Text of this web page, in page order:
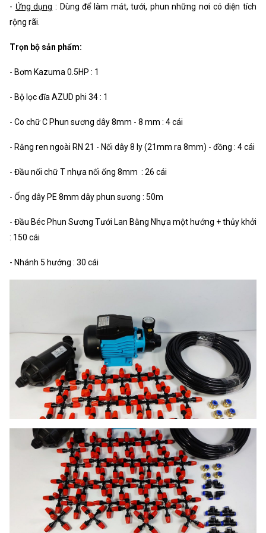
- Ứng dụng : Dùng để làm mát, tưới, phun những nơi có diện tích
rộng rãi.
Trọn bộ sản phẩm:
- Bơm Kazuma 0.5HP : 1
- Bộ lọc đĩa AZUD phi 34 : 1
- Co chữ C Phun sương dây 8mm - 8 mm : 4 cái
- Răng ren ngoài RN 21 - Nối dây 8 ly (21mm ra 8mm) - đồng : 4 cái
- Đầu nối chữ T nhựa nối ống 8mm : 26 cái
- Ống dây PE 8mm dây phun sương : 50m
- Đầu Béc Phun Sương Tưới Lan Bằng Nhựa một hướng + thủy khởi
: 150 cái
- Nhánh 5 hướng : 30 cái